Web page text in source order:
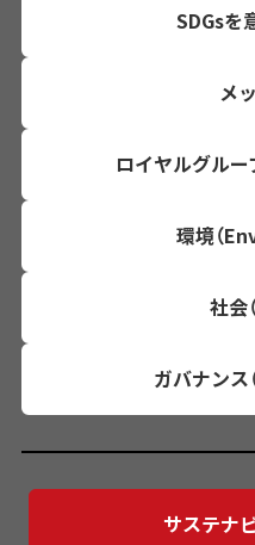
SDGsを
メ
ロイヤルグル
環境（
社会
ガバナンス
サステナ